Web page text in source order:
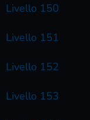
Livello 150
Livello 151
Livello 152
Livello 153